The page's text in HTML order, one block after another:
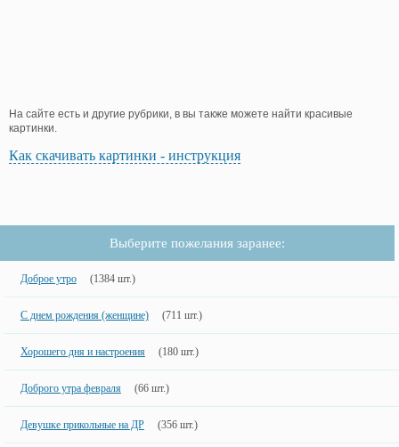
На сайте есть и другие рубрики, в вы также можете найти красивые
картинки.
Как скачивать картинки - инструкция
Выберите пожелания заранее:
Доброе утро (1384 шт.)
С днем рождения (женщине) (711 шт.)
Хорошего дня и настроения (180 шт.)
Доброго утра февраля (66 шт.)
Девушке прикольные на ДР (356 шт.)